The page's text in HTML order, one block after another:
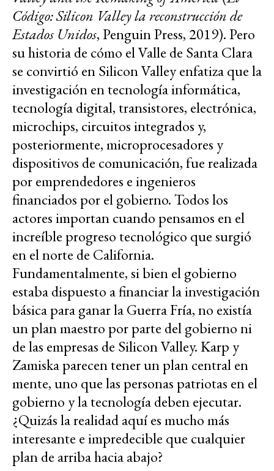
Código: Silicon Valley la reconstrucción de
Estados Unidos, Penguin Press, 2019). Pero
su historia de cómo el Valle de Santa Clara
se convirtió en Silicon Valley enfatiza que la
investigación en tecnología informática,
tecnología digital, transistores, electrónica,
microchips, circuitos integrados y,
posteriormente, microprocesadores y
dispositivos de comunicación, fue realizada
por emprendedores e ingenieros
financiados por el gobierno. Todos los
actores importan cuando pensamos en el
increíble progreso tecnológico que surgió
en el norte de California.
Fundamentalmente, si bien el gobierno
estaba dispuesto a financiar la investigación
básica para ganar la Guerra Fría, no existía
un plan maestro por parte del gobierno ni
de las empresas de Silicon Valley. Karp y
Zamiska parecen tener un plan central en
mente, uno que las personas patriotas en el
gobierno y la tecnología deben ejecutar.
¿Quizás la realidad aquí es mucho más
interesante e impredecible que cualquier
plan de arriba hacia abajo?